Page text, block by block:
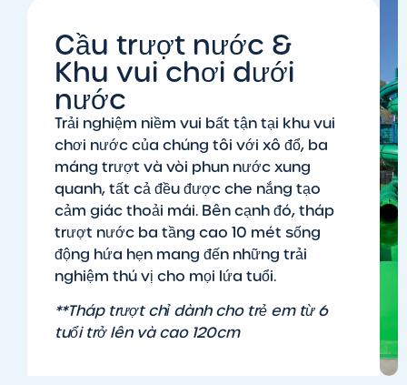
Cầu trượt nước &
Khu vui chơi dưới
nước
Trải nghiệm niềm vui bất tận tại khu vui
chơi nước của chúng tôi với xô đổ, ba
máng trượt và vòi phun nước xung
quanh, tất cả đều được che nắng tạo
cảm giác thoải mái. Bên cạnh đó, tháp
trượt nước ba tầng cao 10 mét sống
động hứa hẹn mang đến những trải
nghiệm thú vị cho mọi lứa tuổi.
**Tháp trượt chỉ dành cho trẻ em từ 6
tuổi trở lên và cao 120cm